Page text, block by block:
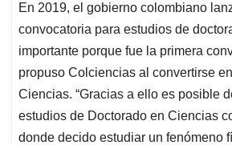
En 2019, el gobierno colombiano
convocatoria para estudios de
importante porque fue la primera
propuso Colciencias al convertirse
Ciencias. “Gracias a ello es posible
estudios de Doctorado en Ciencias
donde decido estudiar un fenómeno